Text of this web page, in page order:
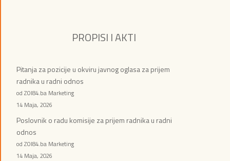
PROPISI I AKTI
Pitanja za pozicije u okviru javnog oglasa za prijem
radnika u radni odnos
od ZOI84.ba Marketing
14 Maja, 2026
Poslovnik o radu komisije za prijem radnika u radni
odnos
od ZOI84.ba Marketing
14 Maja, 2026